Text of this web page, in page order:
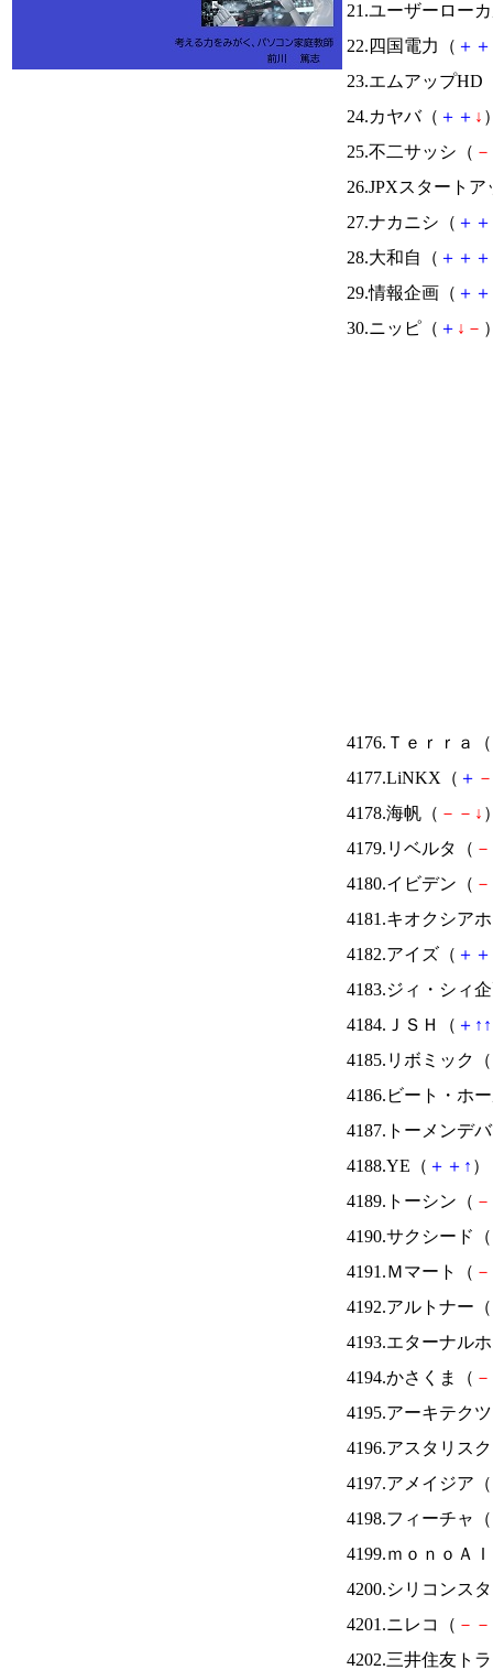
21.ユーザーロー
22.四国電力（ ＋ ＋
23.エムアップHD
24.カヤバ（ ＋ ＋ ↓
25.不二サッシ（ －
26.JPXスタート
27.ナカニシ（ ＋ ＋
28.大和自（ ＋ ＋ ＋
29.情報企画（ ＋ ＋
30.ニッピ（ ＋ ↓ －
4176.Ｔｅｒｒａ（
4177.LiNKX（ ＋ －
4178.海帆（ － － ↓
4179.リベルタ（ －
4180.イビデン（ －
4181.キオクシア
4182.アイズ（ ＋ ＋
4183.ジィ・シィ
4184.ＪＳＨ（ ＋ ↑ ↑
4185.リボミック（
4186.ビート・ホ
4187.トーメンデ
4188.YE（ ＋ ＋ ↑ ）
4189.トーシン（ －
4190.サクシード（
4191.Ｍマート（ －
4192.アルトナー（
4193.エターナル
4194.かさくま（ －
4195.アーキテク
4196.アスタリス
4197.アメイジア（
4198.フィーチャ（
4199.ｍｏｎｏＡ
4200.シリコンス
4201.ニレコ（ － －
4202.三井住友ト